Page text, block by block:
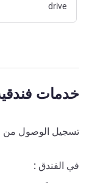
drive
خدمات
تسجيل الوصول من
في الفندق